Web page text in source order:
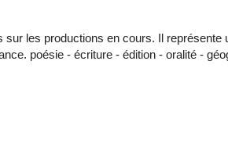
les productions en cours. Il
poésie - écriture - édition - oralité -